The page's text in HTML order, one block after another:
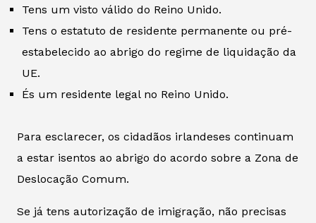
Tens um visto válido do Reino Unido.
Tens o estatuto de residente permanente ou pré-
estabelecido ao abrigo do regime de liquidação da
UE.
És um residente legal no Reino Unido.
Para esclarecer, os cidadãos irlandeses continuam
a estar isentos ao abrigo do acordo sobre a Zona de
Deslocação Comum.
Se já tens autorização de imigração, não precisas